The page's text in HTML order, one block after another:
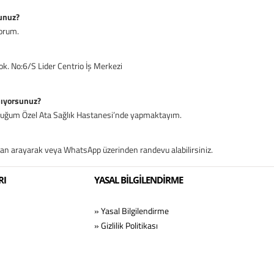
No:6/S Lider Centrio İş Merkezi
Özel Ata Sağlık Hastanesi’nde yapmaktayım.
arayarak veya WhatsApp üzerinden randevu alabilirsiniz.
YASAL BİLGİLENDİRME
» Yasal Bilgilendirme
» Gizlilik Politikası